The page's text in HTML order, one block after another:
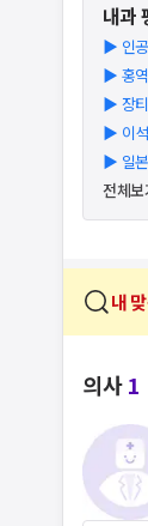
내과
▶ 인
▶ 홍
▶ 장
▶ 이
▶ 일
전체보
내
의사1